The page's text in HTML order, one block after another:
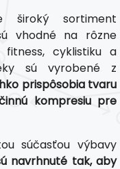
široký sortiment
vhodné na rôzne
cyklistiku a
sú vyrobené z
prispôsobia tvaru
kompresiu pre
súčasťou výbavy
navrhnuté tak, aby